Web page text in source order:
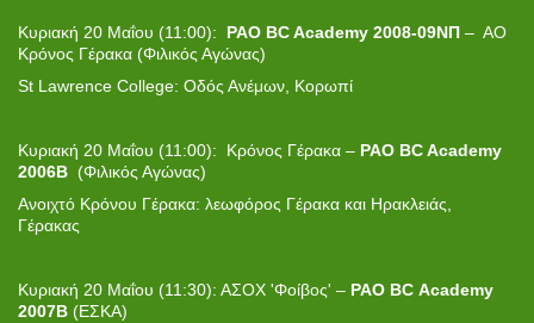
Κυριακή 20 Μαΐου (11:00): PAO BC Academy 2008-09ΝΠ – ΑΟ
Κρόνος Γέρακα (Φιλικός Αγώνας)
St Lawrence College: Οδός Ανέμων, Κορωπί
Κυριακή 20 Μαΐου (11:00): Κρόνος Γέρακα – PAO BC Academy
2006Β (Φιλικός Αγώνας)
Ανοιχτό Κρόνου Γέρακα: λεωφόρος Γέρακα και Ηρακλειάς,
Γέρακας
Κυριακή 20 Μαΐου (11:30): ΑΣΟΧ 'Φοίβος' – PAO BC Academy
2007B (ΕΣΚΑ)